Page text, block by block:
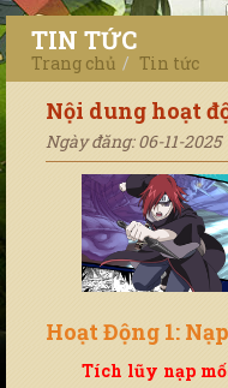
TIN TỨC
Trang chủ Tin tức
Nội dung hoạt
Ngày đăng: 06-11-2025
Hoạt Động 1:
Tích lũy nạp